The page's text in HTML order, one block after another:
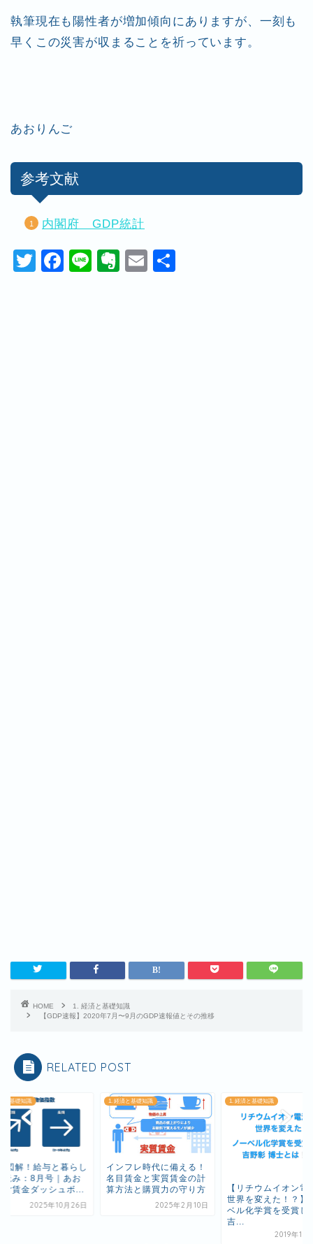
執筆現在も陽性者が増加傾向にありますが、一刻も
早くこの災害が収まることを祈っています。
あおりんご
参考文献
内閣府 GDP統計
T
F
Li
E
E
HOME
1. 経済と基礎知識
【GDP速報】2020年7月〜9月のGDP速報値とその推移
RELATED POST
と基礎知識
図解！給与と暮らし
読み：8月号｜あお
ご賃金ダッシュボ...
2025年10月26日
1. 経済と基礎知識
インフレ時代に備える！
名目賃金と実質賃金の計
算方法と購買力の守り方
2025年2月10日
1. 経済と基礎知識
【リチウムイオン電
世界を変えた！？】
ベル化学賞を受賞し
吉...
2019年10